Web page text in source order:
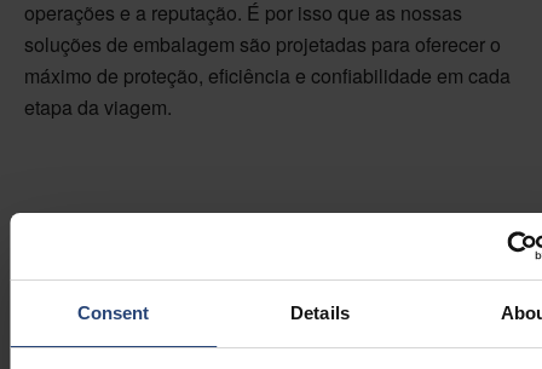
Consent Details
operações e a reputação. É por isso que as nossas
soluções de embalagem são projetadas para oferecer o
máximo de proteção, eficiência e confiabilidade em cada
etapa da viagem.
Experiência global em engenharia de embalagens